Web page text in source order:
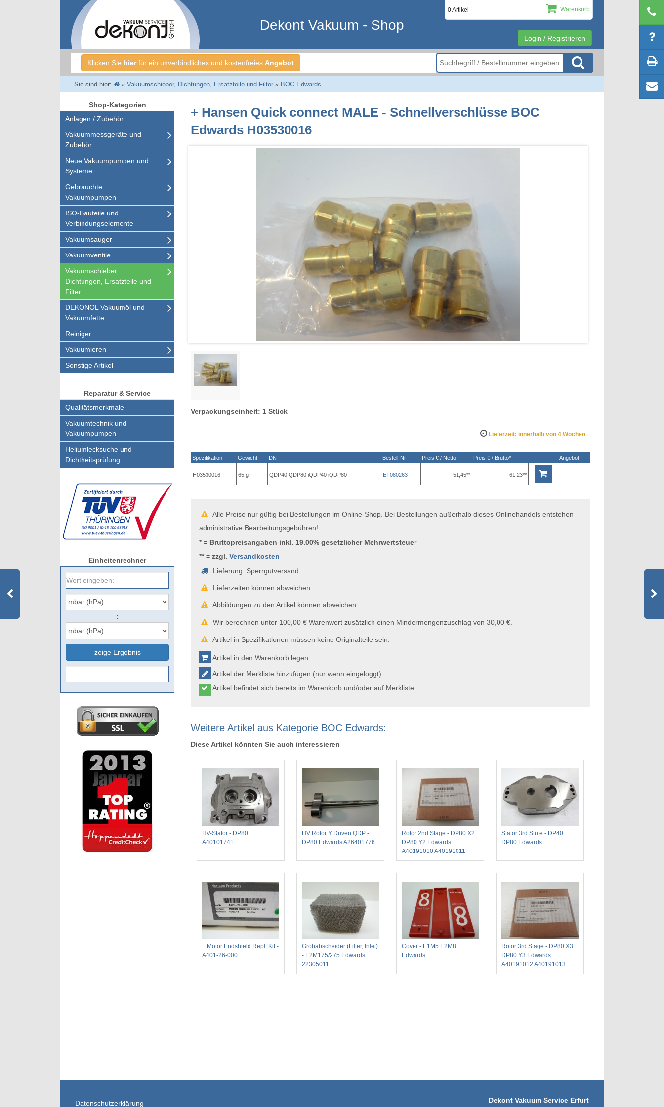
Login / Registrieren
0 Artikel Warenkorb
Dekont Vakuum - Shop
Klicken Sie hierfür ein unverbindliches und kostenfreies Angebot
Sie sind hier: » Vakuumschieber, Dichtungen, Ersatzteile und Filter» BOC Edwards
Shop-Kategorien
Anlagen / Zubehör
Vakuummessgeräte und
Zubehör
Neue Vakuumpumpen und
Systeme
Gebrauchte
Vakuumpumpen
ISO-Bauteile und
Verbindungselemente
Vakuumsauger
Vakuumventile
Vakuumschieber,
Dichtungen, Ersatzteile und
Filter
DEKONOL Vakuumöl und
Vakuumfette
Reiniger
Vakuumieren
Sonstige Artikel
Reparatur & Service
Qualitätsmerkmale
Vakuumtechnik und
Vakuumpumpen
Heliumlecksuche und
Dichtheitsprüfung
Einheitenrechner
:
zeige Ergebnis
+ Hansen Quick connect MALE - Schnellverschlüsse BOC
Edwards H03530016
Verpackungseinheit: 1 Stück
Lieferzeit: innerhalb von 4 Wochen
Spezifikation Gewicht DN Bestell-Nr: Preis € / Netto Preis € / Brutto* Angebot
H03530016 65 gr QDP40 QDP80 iQDP40 iQDP80 ET080263 51,45** 61,23**
Alle Preise nur gültig bei Bestellungen im Online-Shop. Bei Bestellungen außerhalb dieses Onlinehandels entstehen
administrative Bearbeitungsgebühren!
* = Bruttopreisangaben inkl. 19.00% gesetzlicher Mehrwertsteuer
** = zzgl.Versandkosten
Lieferung: Sperrgutversand
Lieferzeiten können abweichen.
Abbildungen zu den Artikel können abweichen.
Wir berechnen unter 100,00 € Warenwert zusätzlich einen Mindermengenzuschlag von 30,00 €.
Artikel in Spezifikationen müssen keine Originalteile sein.
Artikel in den Warenkorb legen
Artikel der Merkliste hinzufügen (nur wenn eingeloggt)
Artikel befindet sich bereits im Warenkorb und/oder auf Merkliste
Weitere Artikel aus Kategorie BOC Edwards:
Diese Artikel könnten Sie auch interessieren
HV-Stator - DP80
A40101741
HV Rotor Y Driven QDP -
DP80 Edwards A26401776
Rotor 2nd Stage - DP80 X2
DP80 Y2 Edwards
A40191010 A40191011
Stator 3rd Stufe - DP40
DP80 Edwards
+ Motor Endshield Repl. Kit -
A401-26-000
Grobabscheider (Filter, Inlet)
- E2M175/275 Edwards
22305011
Cover - E1M5 E2M8
Edwards
Rotor 3rd Stage - DP80 X3
DP80 Y3 Edwards
A40191012 A40191013
Datenschutzerklärung
Dekont Vakuum Service Erfurt